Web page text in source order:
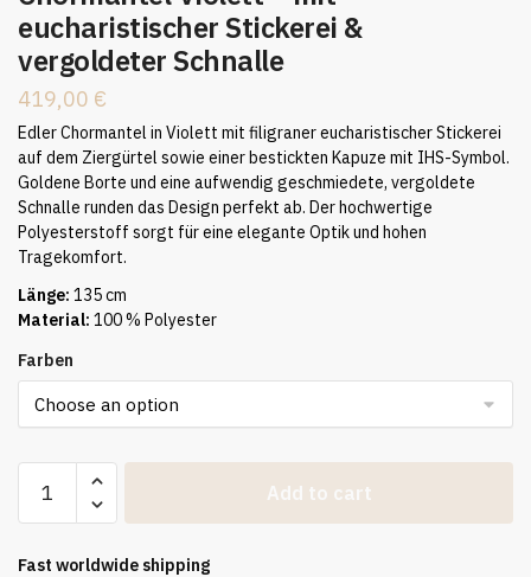
eucharistischer Stickerei &
vergoldeter Schnalle
419,00 €
Edler Chormantel in Violett mit filigraner eucharistischer Stickerei
auf dem Ziergürtel sowie einer bestickten Kapuze mit IHS-Symbol.
Goldene Borte und eine aufwendig geschmiedete, vergoldete
Schnalle runden das Design perfekt ab. Der hochwertige
Polyesterstoff sorgt für eine elegante Optik und hohen
Tragekomfort.
Länge: 135 cm
Material: 100 % Polyester
Farben
Chormantel
Violett
mit
Add to cart
Fast worldwide shipping